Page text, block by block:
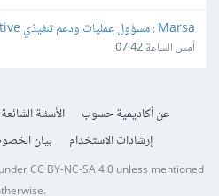
Support Lead
أمس الساعة 07:42
عن أكاديمية حسوب الأسئلة الشائعة
إرشادات الاستخدام
بيان
CC BY-NC-SA 4.0unless mentioned